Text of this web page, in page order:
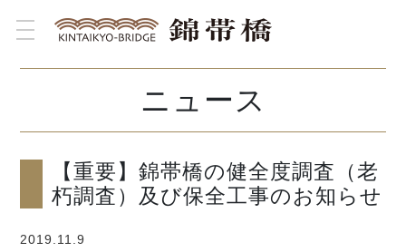
toggle navigation
ニュース
【重要】錦帯橋の健全度調査（老
朽調査）及び保全工事のお知らせ
2019.11.9